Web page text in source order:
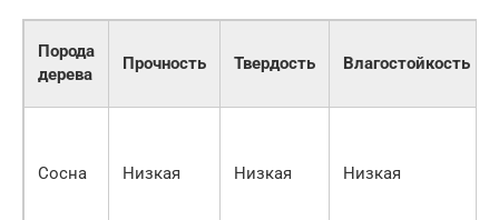
Порода
дерева
Прочность Твердость Влагостойкость
Сосна Низкая Низкая Низкая